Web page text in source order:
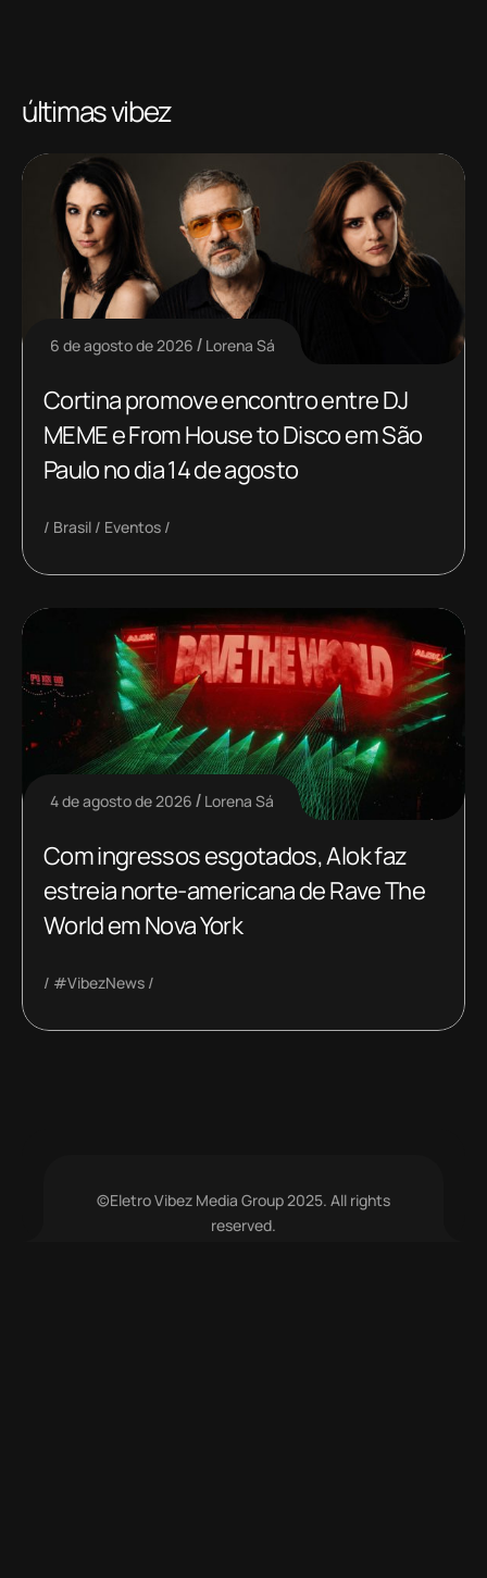
últimas vibez
6 de agosto de 2026 Lorena Sá
Cortina promove encontro entre DJ
MEME e From House to Disco em São
Paulo no dia 14 de agosto
Brasil Eventos
4 de agosto de 2026 Lorena Sá
Com ingressos esgotados, Alok faz
estreia norte-americana de Rave The
World em Nova York
#VibezNews
©Eletro Vibez Media Group 2025. All rights
reserved.